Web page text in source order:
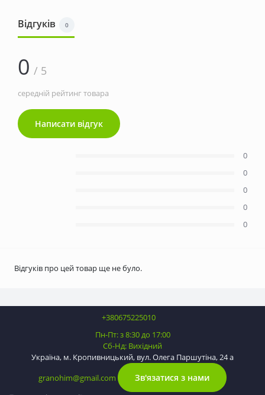
Відгуків 0
0 / 5
середній рейтинг товара
Написати відгук
0
0
0
0
0
Відгуків про цей товар ще не було.
+380675225010
Пн-Пт: з 8:30 до 17:00
Сб-Нд: Вихідний
Україна, м. Кропивницький, вул. Олега Паршутіна, 24 а
granohim@gmail.com
Зв'язатися з нами